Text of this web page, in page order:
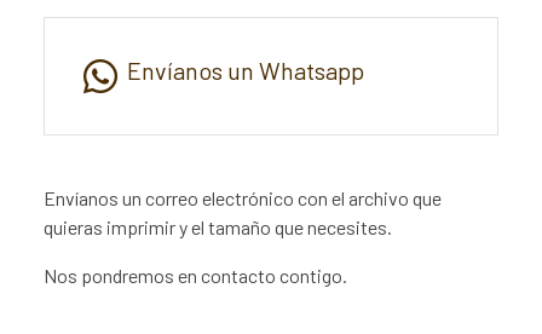
Envíanos un Whatsapp
Envíanos un correo electrónico con el archivo que
quieras imprimir y el tamaño que necesites.
Nos pondremos en contacto contigo.